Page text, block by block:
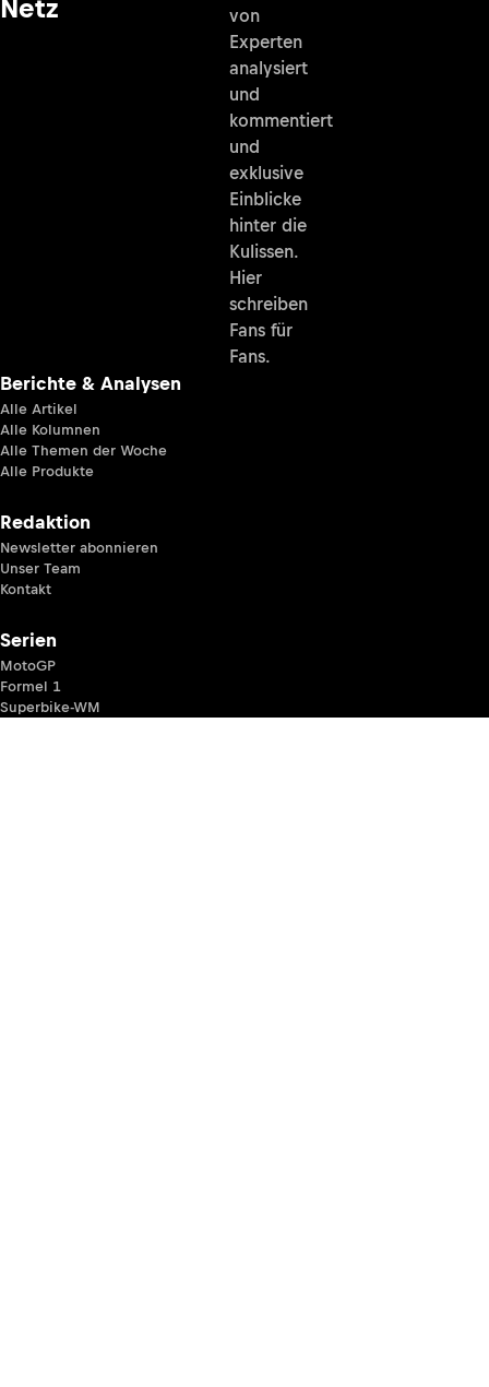
Netz
von
Experten
analysiert
und
kommentiert
und
exklusive
Einblicke
hinter die
Kulissen.
Hier
schreiben
Fans für
Fans.
Berichte & Analysen
Alle Artikel
Alle Kolumnen
Alle Themen der Woche
Alle Produkte
Redaktion
Newsletter abonnieren
Unser Team
Kontakt
Serien
MotoGP
Formel 1
Superbike-WM